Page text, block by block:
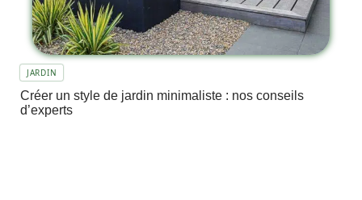
JARDIN
Créer un style de jardin minimaliste : nos conseils
d’experts